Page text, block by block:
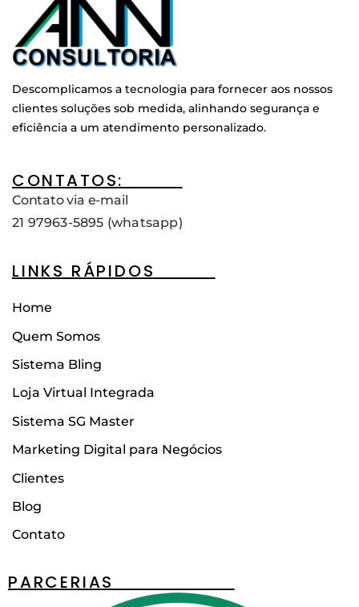
Descomplicamos a tecnologia para fornecer aos nossos
clientes soluções sob medida, alinhando segurança e
eficiência a um atendimento personalizado.
CONTATOS:____
Contato via e-mail
21 97963-5895 (whatsapp)
LINKS RÁPIDOS____
Home
Quem Somos
Sistema Bling
Loja Virtual Integrada
Sistema SG Master
Marketing Digital para Negócios
Clientes
Blog
Contato
PARCERIAS________